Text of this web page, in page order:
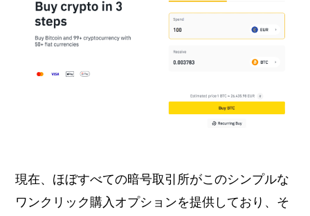
現在、ほぼすべての暗号取引所がこのシンプルな
ワンクリック購入オプションを提供しており、そ